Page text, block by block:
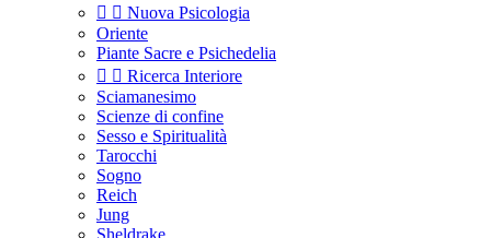
  Nuova Psicologia
Oriente
Piante Sacre e Psichedelia
  Ricerca Interiore
Sciamanesimo
Scienze di confine
Sesso e Spiritualità
Tarocchi
Sogno
Reich
Jung
Sheldrake